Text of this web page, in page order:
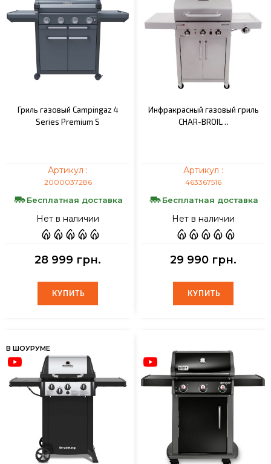
Гриль газовый Campingaz 4
Series Premium S
Артикул :
2000037286
Бесплатная доставка
Нет в наличии
28 999 грн.
КУПИТЬ
КУПИТЬ
Инфракрасный газовый гриль
CHAR-BROIL…
Артикул :
463367516
Бесплатная доставка
Нет в наличии
29 990 грн.
КУПИТЬ
КУПИТЬ
В ШОУРУМЕ